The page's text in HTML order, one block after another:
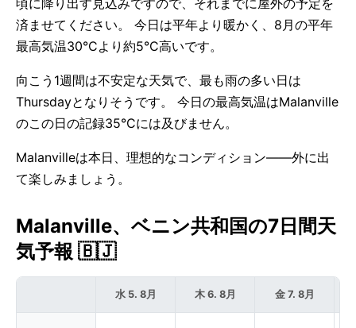
頃に降り出す見込みですので、それまでに屋外の予定を
済ませてください。 今日は平年より暖かく、8月の平年
最高気温30°Cより約5°C高いです。
向こう1週間は不安定な天気で、最も雨の多い日は
Thursdayとなりそうです。 今日の最高気温はMalanville
のこの日の記録35°Cには及びません。
Malanvilleは本日、理想的なコンディション——外に出
て楽しみましょう。
Malanville、ベニン共和国の7日間天
気予報 🇧🇯
水 5. 8月 木 6. 8月 金 7. 8月